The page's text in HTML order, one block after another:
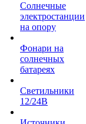
Солнечные
электростанции
на опору
Фонари на
солнечных
батареях
Светильники
12/24В